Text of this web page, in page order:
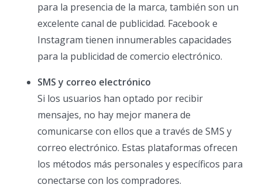
para la presencia de la marca, también son un
excelente canal de publicidad. Facebook e
Instagram tienen innumerables capacidades
para la publicidad de comercio electrónico.
SMS y correo electrónico
Si los usuarios han optado por recibir
mensajes, no hay mejor manera de
comunicarse con ellos que a través de SMS y
correo electrónico. Estas plataformas ofrecen
los métodos más personales y específicos para
conectarse con los compradores.